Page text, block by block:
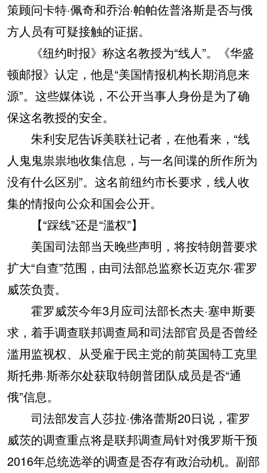
策顾问卡特·佩奇和乔治·帕帕佐普洛斯是否与俄
方人员有可疑接触的证据。
《纽约时报》称这名教授为“线人”。《华盛
顿邮报》认定，他是“美国情报机构长期消息来
源”。这些媒体说，不公开当事人身份是为了确
保这名教授的安全。
朱利安尼告诉美联社记者，在他看来，“线
人鬼鬼祟祟地收集信息，与一名间谍的所作所为
没有什么区别”。这名前纽约市长要求，线人收
集的情报向公众和国会公开。
【“踩线”还是“滥权”】
美国司法部当天晚些声明，将按特朗普要求
扩大“自查”范围，由司法部总监察长迈克尔·霍罗
威茨负责。
霍罗威茨今年3月应司法部长杰夫·塞申斯要
求，着手调查联邦调查局和司法部官员是否曾经
滥用监视权、从受雇于民主党的前英国特工克里
斯托弗·斯蒂尔处获取特朗普团队成员是否“通
俄”信息。
司法部发言人莎拉·佛洛蕾斯20日说，霍罗
威茨的调查重点将是联邦调查局针对俄罗斯干预
2016年总统选举的调查是否存有政治动机。副部